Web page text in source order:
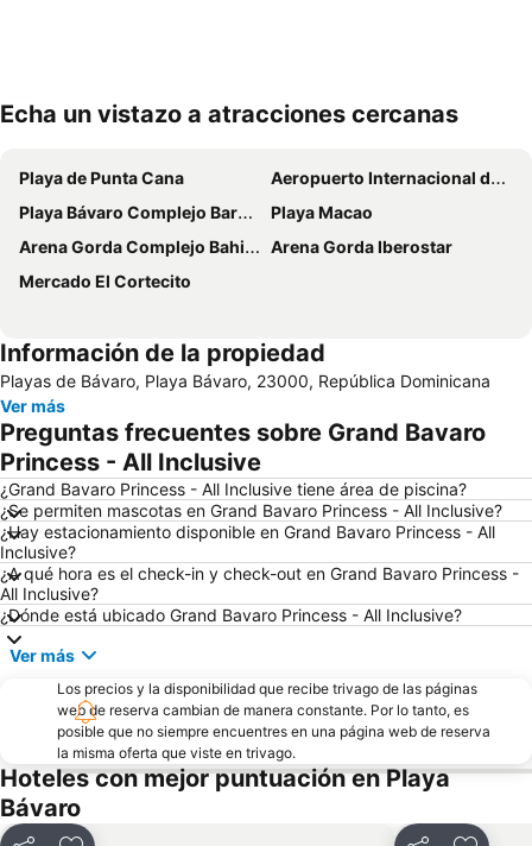
Echa un vistazo a atracciones cercanas
Playa de Punta Cana
Aeropuerto Internacional de Punta Cana
Playa Bávaro Complejo Barceló Bávaro
Playa Macao
Arena Gorda Complejo Bahia Principe Bavaro
Arena Gorda Iberostar
Mercado El Cortecito
Información de la propiedad
Playas de Bávaro, Playa Bávaro, 23000, República Dominicana
Ver más
Preguntas frecuentes sobre Grand Bavaro
Princess - All Inclusive
¿Grand Bavaro Princess - All Inclusive tiene área de piscina?
¿Se permiten mascotas en Grand Bavaro Princess - All Inclusive?
¿Hay estacionamiento disponible en Grand Bavaro Princess - All
Inclusive?
¿A qué hora es el check-in y check-out en Grand Bavaro Princess -
All Inclusive?
¿Dónde está ubicado Grand Bavaro Princess - All Inclusive?
Ver más
Los precios y la disponibilidad que recibe trivago de las páginas
web de reserva cambian de manera constante. Por lo tanto, es
posible que no siempre encuentres en una página web de reserva
la misma oferta que viste en trivago.
Hoteles con mejor puntuación en Playa
Bávaro